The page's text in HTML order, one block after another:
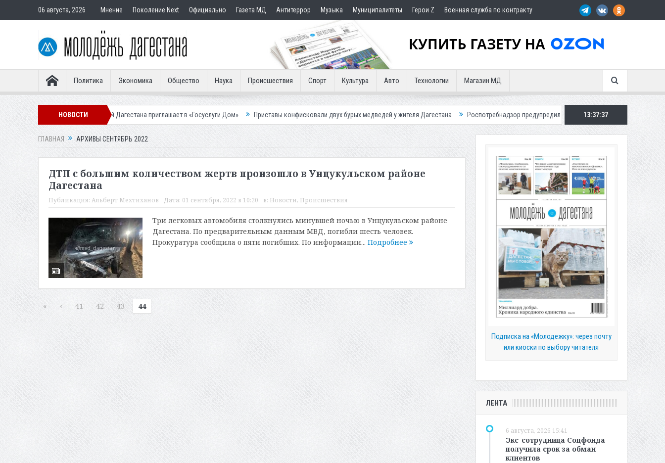
06 августа, 2026 Мнение Поколение Next Официально Газета МД Антитеррор Музыка Муниципалитеты Герои Z Военная служба по контракту
Политика Экономика Общество Наука Происшествия Спорт Культура Авто Технологии Магазин МД
НОВОСТИ
Жителей Дагестана приглашает в «Госуслуги Дом» Приставы конфисковали двух бурых медведей у жителя Дагестана Роспотребнадзор предупредил о новом пике активности клещей Мэрия
13:37:38
ГЛАВНАЯ АРХИВЫ СЕНТЯБРЬ 2022
ДТП с большим количеством жертв произошло в Унцукульском районе
Дагестана
Публикация: Альберт Мехтиханов Дата: 01 сентября, 2022 в 10:20 в: Новости, Происшествия
Три легковых автомобиля столкнулись минувшей ночью в Унцукульском районе
Дагестана. По предварительным данным МВД, погибли шесть человек.
Прокуратура сообщила о пяти погибших. По информации... Подробнее
« ‹ 41 42 43 44
Подписка на «Молодежку»: через почту
или киоски по выбору читателя
ЛЕНТА
6 августа, 2026 15:41
Экс-сотрудница Соцфонда
получила срок за обман
клиентов